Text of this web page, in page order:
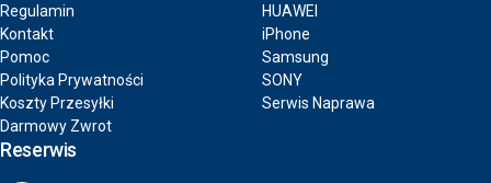
Regulamin
Kontakt
Pomoc
Polityka Prywatności
Koszty Przesyłki
Darmowy Zwrot
HUAWEI
iPhone
Samsung
SONY
Serwis Naprawa
Reserwis